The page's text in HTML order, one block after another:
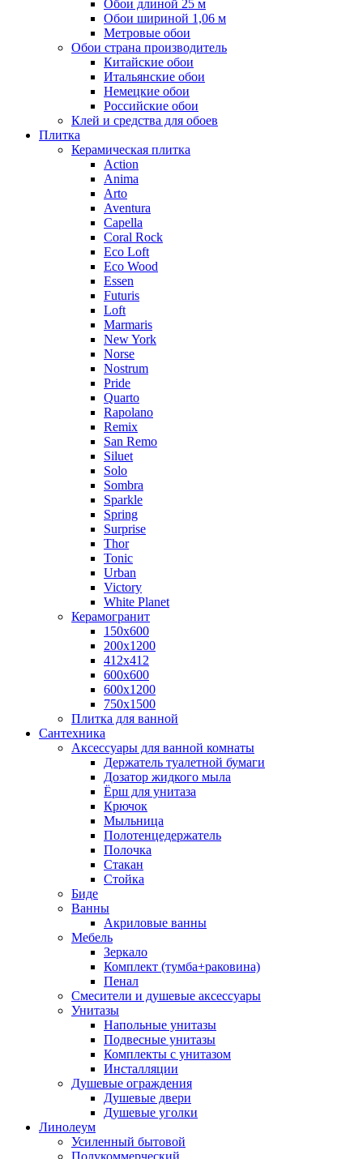
Обои длиной 25 м
Обои шириной 1,06 м
Метровые обои
Обои страна производитель
Китайские обои
Итальянские обои
Немецкие обои
Российские обои
Клей и средства для обоев
Плитка
Керамическая плитка
Action
Anima
Arto
Aventura
Capella
Coral Rock
Eco Loft
Eco Wood
Essen
Futuris
Loft
Marmaris
New York
Norse
Nostrum
Pride
Quarto
Rapolano
Remix
San Remo
Siluet
Solo
Sombra
Sparkle
Spring
Surprise
Thor
Tonic
Urban
Victory
White Planet
Керамогранит
150x600
200х1200
412x412
600x600
600x1200
750х1500
Плитка для ванной
Сантехника
Аксессуары для ванной комнаты
Держатель туалетной бумаги
Дозатор жидкого мыла
Ёрш для унитаза
Крючок
Мыльница
Полотенцедержатель
Полочка
Стакан
Стойка
Биде
Ванны
Акриловые ванны
Мебель
Зеркало
Комплект (тумба+раковина)
Пенал
Смесители и душевые аксессуары
Унитазы
Напольные унитазы
Подвесные унитазы
Комплекты с унитазом
Инсталляции
Душевые ограждения
Душевые двери
Душевые уголки
Линолеум
Усиленный бытовой
Полукоммерческий